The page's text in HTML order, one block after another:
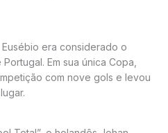
era considerado o
Em sua única Copa,
com nove gols e levou